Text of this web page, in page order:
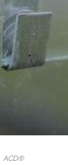
ACD®